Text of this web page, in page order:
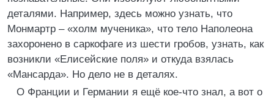
деталями. Например, здесь можно узнать, что
Монмартр – «холм мученика», что тело Наполеона
захоронено в саркофаге из шести гробов, узнать, как
возникли «Елисейские поля» и откуда взялась
«Мансарда». Но дело не в деталях.
О Франции и Германии я ещё кое-что знал, а вот о